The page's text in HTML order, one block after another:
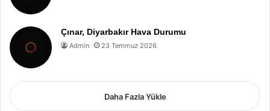
Çınar, Diyarbakır Hava Durumu
Admin 23 Temmuz 2026
Daha Fazla Yükle